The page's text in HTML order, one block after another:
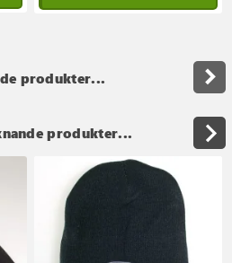
produkter... navigate_next
produkter...